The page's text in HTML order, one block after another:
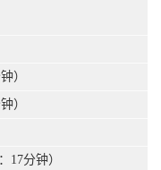
）
）
17分钟）